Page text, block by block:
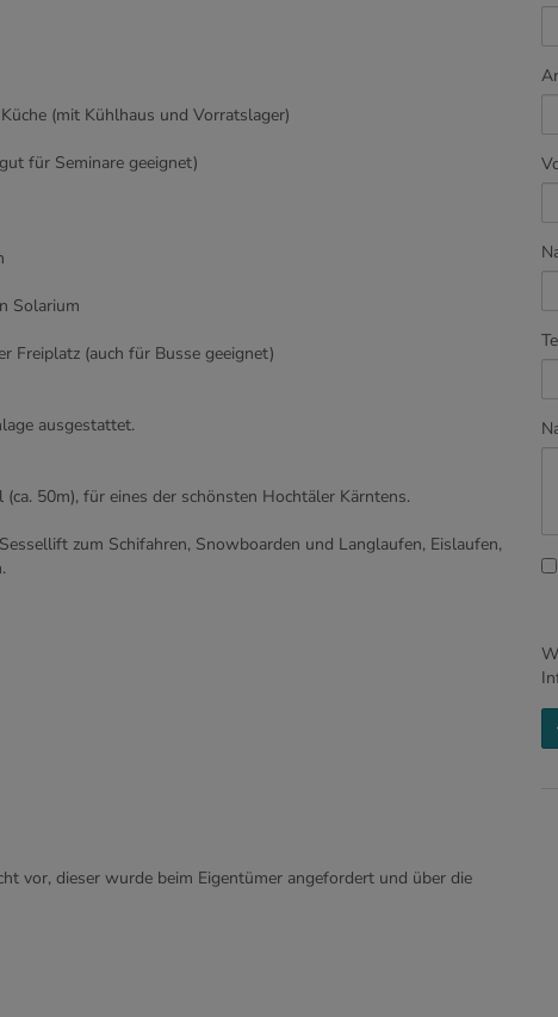
(mit Kühlhaus und Vorratslager)
für Seminare geeignet)
Solarium
Freiplatz (auch für Busse geeignet)
ausgestattet.
50m), für eines der schönsten Hochtäler Kärntens.
zum Schifahren, Snowboarden und Langlaufen, Eislaufen,
vor, dieser wurde beim Eigentümer angefordert und über die